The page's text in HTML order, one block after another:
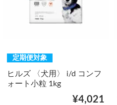
定期便対象
ヒルズ 〈犬用〉 i/d コンフ
ォート小粒 1kg
¥4,021